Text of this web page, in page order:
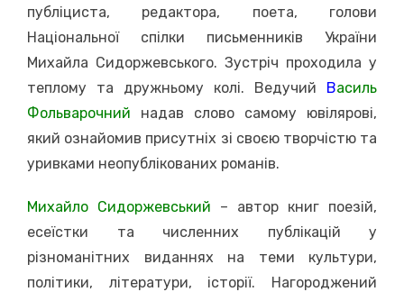
публіциста, редактора, поета, голови
Національної спілки письменників України
Михайла Сидоржевського. Зустріч проходила у
теплому та дружньому колі. Ведучий Василь
Фольварочний надав слово самому ювілярові,
який ознайомив присутніх зі своєю творчістю та
уривками неопублікованих романів.
Михайло Сидоржевський – автор книг поезій,
есеїстки та численних публікацій у
різноманітних виданнях на теми культури,
політики, літератури, історії. Нагороджений